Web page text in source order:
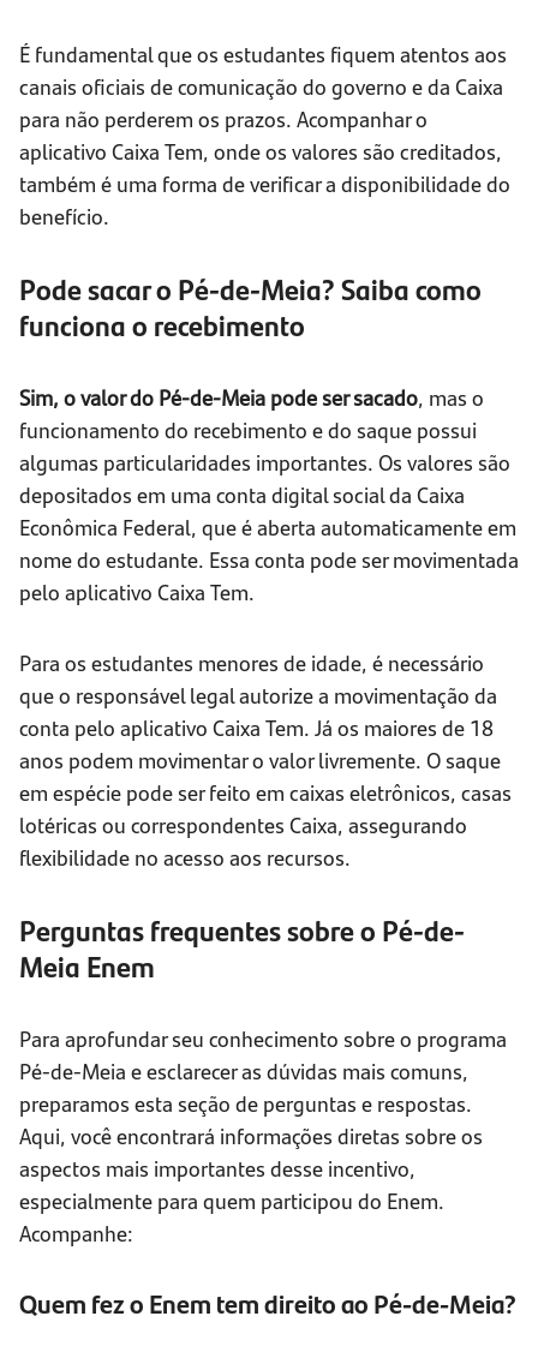
É fundamental que os estudantes fiquem atentos aos
canais oficiais de comunicação do governo e da Caixa
para não perderem os prazos. Acompanhar o
aplicativo Caixa Tem, onde os valores são creditados,
também é uma forma de verificar a disponibilidade do
benefício.
Pode sacar o Pé-de-Meia? Saiba como
funciona o recebimento
Sim, o valor do Pé-de-Meia pode ser sacado, mas o
funcionamento do recebimento e do saque possui
algumas particularidades importantes. Os valores são
depositados em uma conta digital social da Caixa
Econômica Federal, que é aberta automaticamente em
nome do estudante. Essa conta pode ser movimentada
pelo aplicativo Caixa Tem.
Para os estudantes menores de idade, é necessário
que o responsável legal autorize a movimentação da
conta pelo aplicativo Caixa Tem. Já os maiores de 18
anos podem movimentar o valor livremente. O saque
em espécie pode ser feito em caixas eletrônicos, casas
lotéricas ou correspondentes Caixa, assegurando
flexibilidade no acesso aos recursos.
Perguntas frequentes sobre o Pé-de-
Meia Enem
Para aprofundar seu conhecimento sobre o programa
Pé-de-Meia e esclarecer as dúvidas mais comuns,
preparamos esta seção de perguntas e respostas.
Aqui, você encontrará informações diretas sobre os
aspectos mais importantes desse incentivo,
especialmente para quem participou do Enem.
Acompanhe:
Quem fez o Enem tem direito ao Pé-de-Meia?